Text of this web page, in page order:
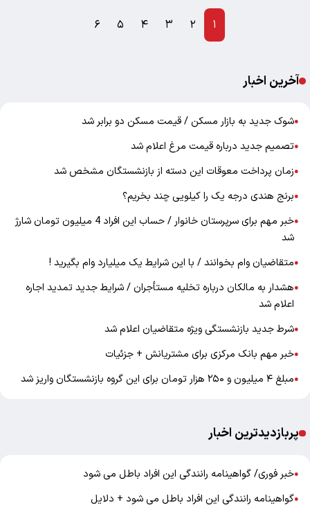
۱ ۲ ۳ ۴ ۵ ۶
آخرین اخبار
●شوک جدید به بازار مسکن / قیمت مسکن دو برابر شد
●تصمیم جدید درباره قیمت مرغ اعلام شد
●زمان پرداخت معوقات این دسته از بازنشستگان مشخص شد
●برنج هندی درجه یک را کیلویی چند بخریم؟
●
خبر مهم برای سرپرستان خانوار / حساب این افراد 4 میلیون تومان شارژ
شد
●متقاضیان وام بخوانند / با این شرایط یک میلیارد وام بگیرید !
●هشدار به مالکان درباره تخلیه مستأجران / شرایط جدید تمدید اجاره
اعلام شد
●شرط جدید بازنشستگی ویژه متقاضیان اعلام شد
●خبر مهم بانک مرکزی برای مشتریانش + جزئیات
●مبلغ ۴ میلیون و ۲۵۰ هزار تومان برای این گروه بازنشستگان واریز شد
پربازدیدترین اخبار
●خبر فوری/ گواهینامه رانندگی این افراد باطل می شود
●گواهینامه رانندگی این افراد باطل می شود + دلایل